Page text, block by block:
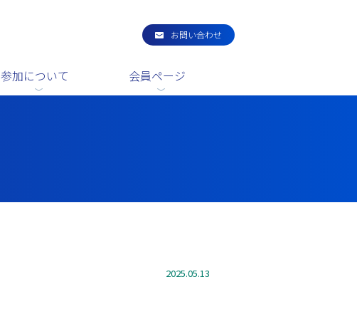
お問い合わせ
参加について 会員ページ
2025.05.13